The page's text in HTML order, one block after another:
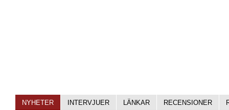
NYHETER INTERVJUER LÄNKAR RECENSIONER